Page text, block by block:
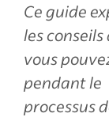
Ce guide
les conseils
vous
pendant le
processus